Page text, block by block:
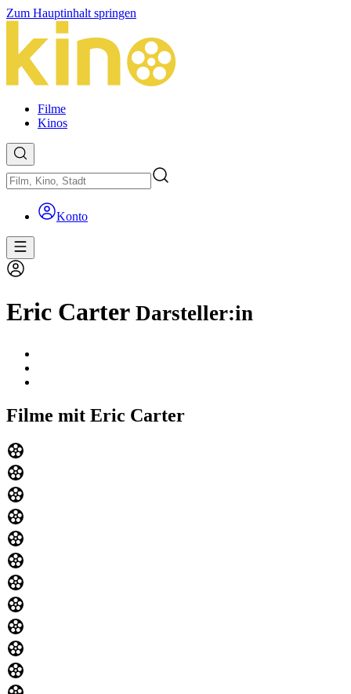
Zum Hauptinhalt springen
Filme
Kinos
Konto
Eric Carter Darsteller:in
Filme mit Eric Carter